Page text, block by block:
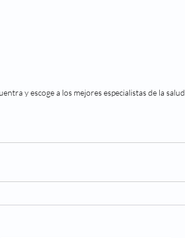
y escoge a los mejores especialistas de la salud.